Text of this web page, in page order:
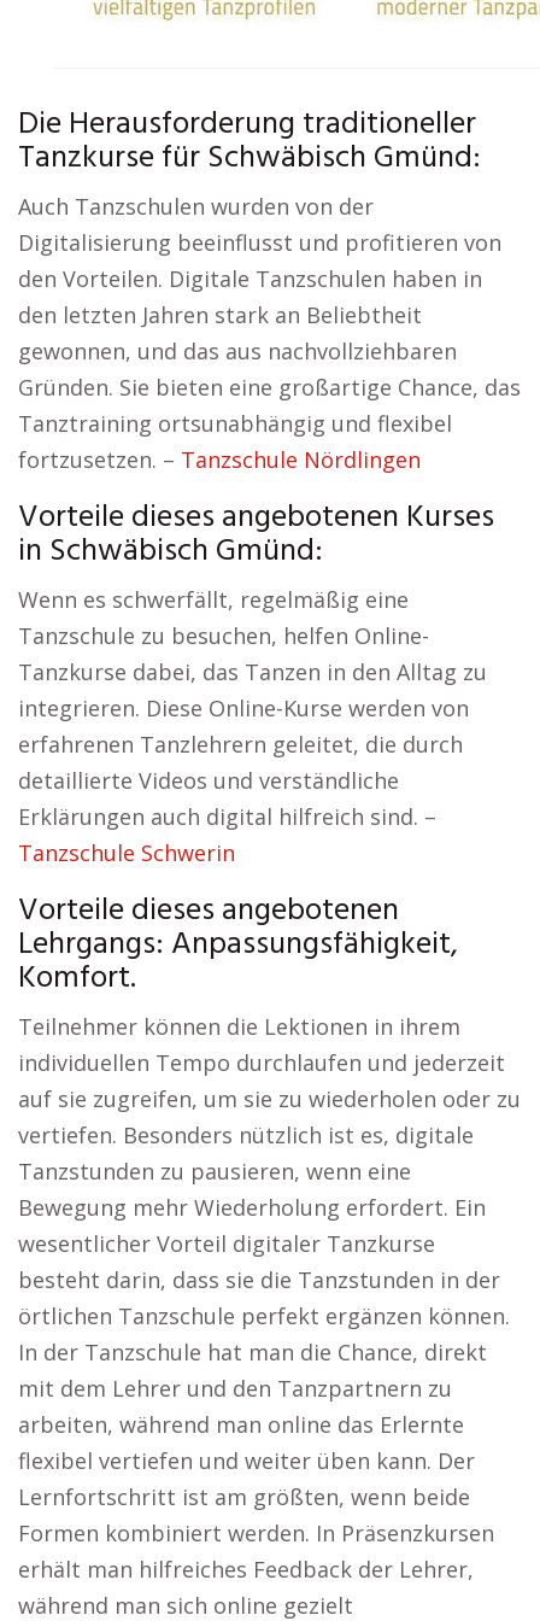
Die Herausforderung traditioneller
Tanzkurse für Schwäbisch Gmünd:
Auch Tanzschulen wurden von der
Digitalisierung beeinflusst und profitieren von
den Vorteilen. Digitale Tanzschulen haben in
den letzten Jahren stark an Beliebtheit
gewonnen, und das aus nachvollziehbaren
Gründen. Sie bieten eine großartige Chance, das
Tanztraining ortsunabhängig und flexibel
fortzusetzen. – Tanzschule Nördlingen
Vorteile dieses angebotenen Kurses
in Schwäbisch Gmünd:
Wenn es schwerfällt, regelmäßig eine
Tanzschule zu besuchen, helfen Online-
Tanzkurse dabei, das Tanzen in den Alltag zu
integrieren. Diese Online-Kurse werden von
erfahrenen Tanzlehrern geleitet, die durch
detaillierte Videos und verständliche
Erklärungen auch digital hilfreich sind. –
Tanzschule Schwerin
Vorteile dieses angebotenen
Lehrgangs: Anpassungsfähigkeit,
Komfort.
Teilnehmer können die Lektionen in ihrem
individuellen Tempo durchlaufen und jederzeit
auf sie zugreifen, um sie zu wiederholen oder zu
vertiefen. Besonders nützlich ist es, digitale
Tanzstunden zu pausieren, wenn eine
Bewegung mehr Wiederholung erfordert. Ein
wesentlicher Vorteil digitaler Tanzkurse
besteht darin, dass sie die Tanzstunden in der
örtlichen Tanzschule perfekt ergänzen können.
In der Tanzschule hat man die Chance, direkt
mit dem Lehrer und den Tanzpartnern zu
arbeiten, während man online das Erlernte
flexibel vertiefen und weiter üben kann. Der
Lernfortschritt ist am größten, wenn beide
Formen kombiniert werden. In Präsenzkursen
erhält man hilfreiches Feedback der Lehrer,
während man sich online gezielt